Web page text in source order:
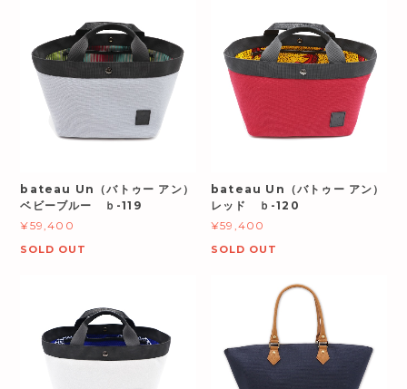
bateau Un（バトゥー アン）
ベビーブルー ｂ-119
¥59,400
SOLD OUT
bateau Un（バトゥー アン）
レッド ｂ-120
¥59,400
SOLD OUT